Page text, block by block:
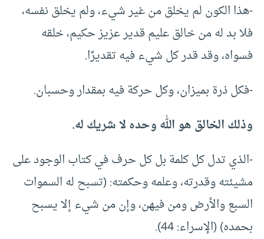
-هذا الكون لم يخلق من غير شيء، ولم يخلق نفسه،
فلا بد له من خالق عليم قدير عزيز حكيم، خلقه
فسواه، وقد قدر كل شيء فيه تقديرًا.
-فكل ذرة بميزان، وكل حركة فيه بمقدار وحسبان.
وذلك الخالق هو الله وحده لا شريك له.
-الذي تدل كل كلمة بل كل حرف في كتاب الوجود على
مشيئته وقدرته، وعلمه وحكمته: (تسبح له السموات
السبع والأرض ومن فيهن، وإن من شيء إلا يسبح
بحمده) (الإسراء: 44).